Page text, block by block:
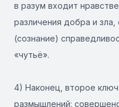
в разум входит
различения добра и
(сознание)
«чутьё».
4) Наконец, второе
размышлений: